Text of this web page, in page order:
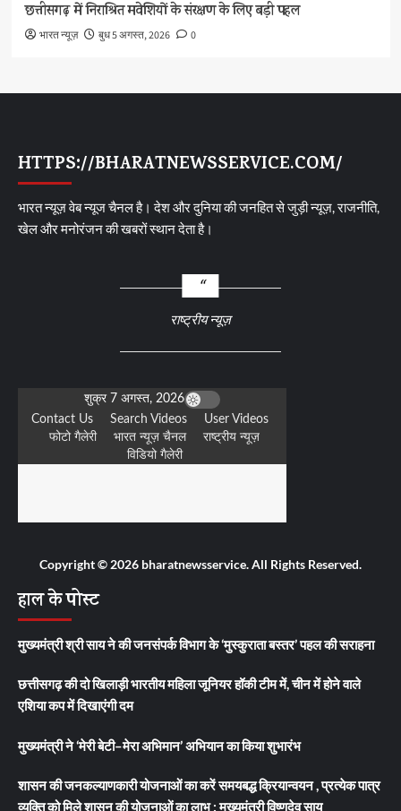
छत्तीसगढ़ में निराश्रित मवेशियों के संरक्षण के लिए बड़ी पहल
भारत न्यूज़ बुध 5 अगस्त, 2026 0
HTTPS://BHARATNEWSSERVICE.COM/
भारत न्यूज़ वेब न्यूज चैनल है। देश और दुनिया की जनहित से जुड़ी न्यूज़, राजनीति,
खेल और मनोरंजन की खबरों स्थान देता है।
राष्ट्रीय न्यूज़
Copyright © 2026 bharatnewsservice. All Rights Reserved.
हाल के पोस्ट
मुख्यमंत्री श्री साय ने की जनसंपर्क विभाग के ‘मुस्कुराता बस्तर’ पहल की सराहना
छत्तीसगढ़ की दो खिलाड़ी भारतीय महिला जूनियर हॉकी टीम में, चीन में होने वाले
एशिया कप में दिखाएंगी दम
मुख्यमंत्री ने ‘मेरी बेटी–मेरा अभिमान’ अभियान का किया शुभारंभ
शासन की जनकल्याणकारी योजनाओं का करें समयबद्ध क्रियान्वयन , प्रत्येक पात्र
व्यक्ति को मिले शासन की योजनाओं का लाभ : मुख्यमंत्री विष्णुदेव साय